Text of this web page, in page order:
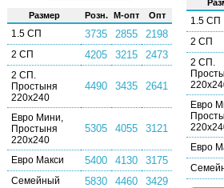
Раз­мер Розн. М-опт Опт
1.5 СП 3735 2855 2198
2 СП 4205 3215 2473
2 СП.
Простыня
220х240
4490 3435 2641
Евро Мини,
Простыня
220х240
5305 4055 3121
Евро Макси 5400 4130 3175
Семейный 5830 4460 3429
1.5 СП
2 СП
2 СП.
Евро
Евро